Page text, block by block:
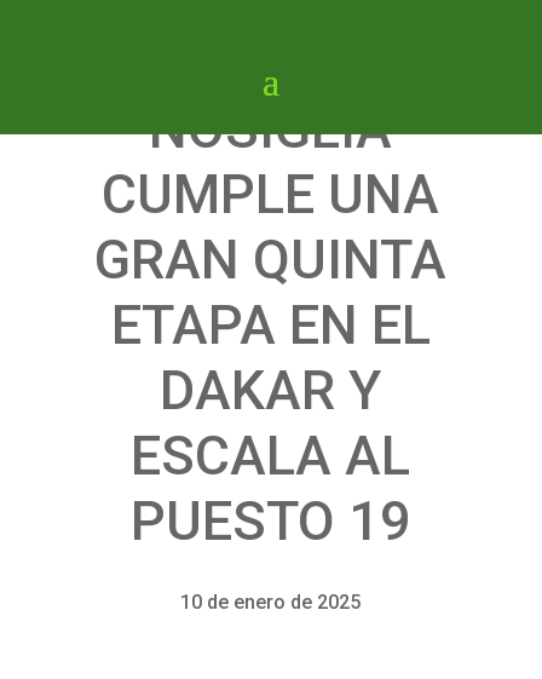
NOSIGLIA
CUMPLE UNA
GRAN QUINTA
ETAPA EN EL
DAKAR Y
ESCALA AL
PUESTO 19
10 de enero de 2025